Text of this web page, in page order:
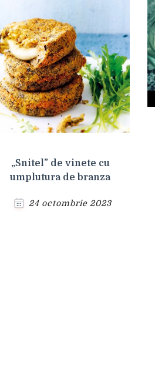
„Snitel” de vinete cu
umplutura de branza
24 octombrie 2023